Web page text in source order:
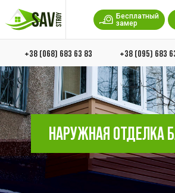
Бесплатный
замер
+38 (068) 683 63 83 +38 (095) 683
НАРУЖНАЯ ОТДЕЛКА